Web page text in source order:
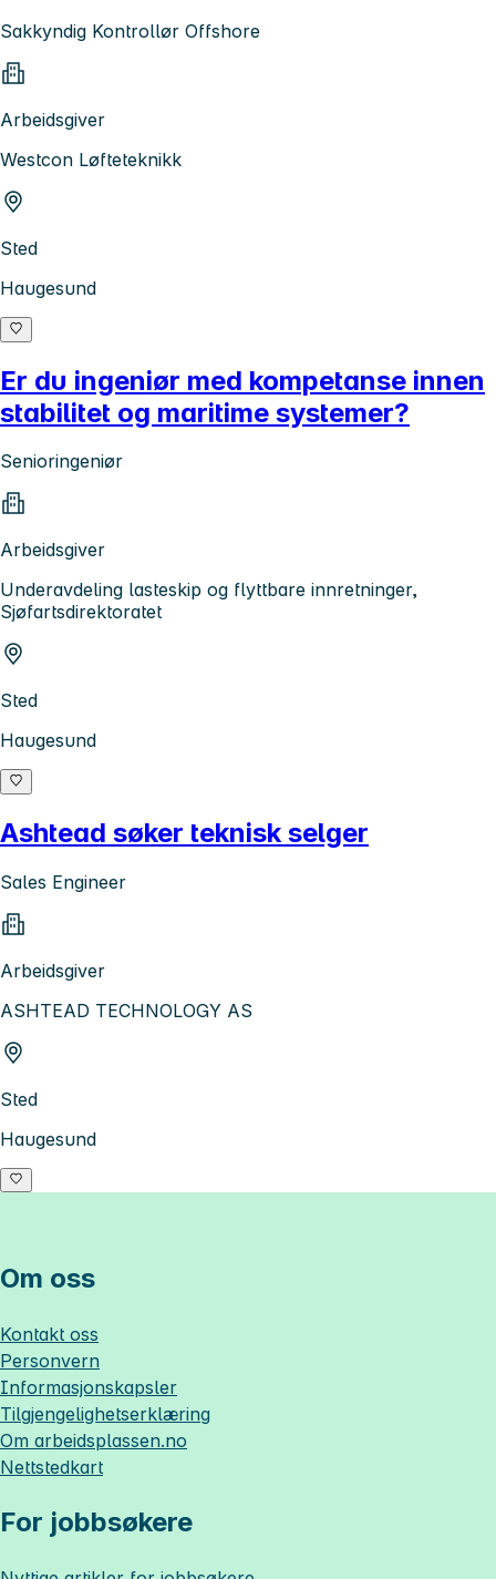
Sakkyndig Kontrollør Offshore
Arbeidsgiver
Westcon Løfteteknikk
Sted
Haugesund
Er du ingeniør med kompetanse innen
stabilitet og maritime systemer?
Senioringeniør
Arbeidsgiver
Underavdeling lasteskip og flyttbare innretninger,
Sjøfartsdirektoratet
Sted
Haugesund
Ashtead søker teknisk selger
Sales Engineer
Arbeidsgiver
ASHTEAD TECHNOLOGY AS
Sted
Haugesund
Om oss
Kontakt oss
Personvern
Informasjonskapsler
Tilgjengelighetserklæring
Om arbeidsplassen.no
Nettstedkart
For jobbsøkere